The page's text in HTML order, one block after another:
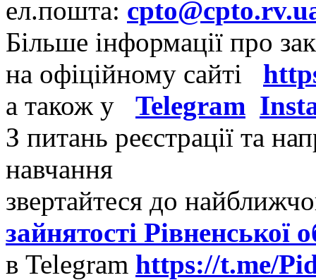
ел.пошта:
Більше інформації про
на офіційному сайті
а також у Telegram
З питань реєстрації та
навчання
звертайтеся до
зайнятості Рівненської
в Telegram https://t.me/